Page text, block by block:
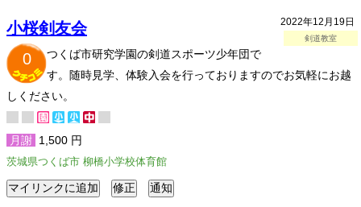
2022年12月19日
剣道教室
小桜剣友会
0
つくば市研究学園の剣道スポーツ少年団で
す。随時見学、体験入会を行っておりますのでお気軽にお越
しください。
月謝 1,500 円
茨城県つくば市 柳橋小学校体育館